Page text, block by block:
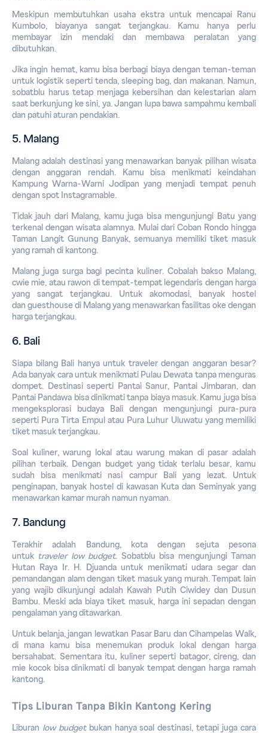
Meskipun membutuhkan usaha ekstra untuk mencapai Ranu
Kumbolo, biayanya sangat terjangkau. Kamu hanya perlu
membayar izin mendaki dan membawa peralatan yang
dibutuhkan.
Jika ingin hemat, kamu bisa berbagi biaya dengan teman-teman
untuk logistik seperti tenda, sleeping bag, dan makanan. Namun,
sobatblu harus tetap menjaga kebersihan dan kelestarian alam
saat berkunjung ke sini, ya. Jangan lupa bawa sampahmu kembali
dan patuhi aturan pendakian.
5. Malang
Malang adalah destinasi yang menawarkan banyak pilihan wisata
dengan anggaran rendah. Kamu bisa menikmati keindahan
Kampung Warna-Warni Jodipan yang menjadi tempat penuh
dengan spot Instagramable.
Tidak jauh dari Malang, kamu juga bisa mengunjungi Batu yang
terkenal dengan wisata alamnya. Mulai dari Coban Rondo hingga
Taman Langit Gunung Banyak, semuanya memiliki tiket masuk
yang ramah di kantong.
Malang juga surga bagi pecinta kuliner. Cobalah bakso Malang,
cwie mie, atau rawon di tempat-tempat legendaris dengan harga
yang sangat terjangkau. Untuk akomodasi, banyak hostel
dan guesthouse di Malang yang menawarkan fasilitas oke dengan
harga terjangkau.
6. Bali
Siapa bilang Bali hanya untuk traveler dengan anggaran besar?
Ada banyak cara untuk menikmati Pulau Dewata tanpa menguras
dompet. Destinasi seperti Pantai Sanur, Pantai Jimbaran, dan
Pantai Pandawa bisa dinikmati tanpa biaya masuk. Kamu juga bisa
mengeksplorasi budaya Bali dengan mengunjungi pura-pura
seperti Pura Tirta Empul atau Pura Luhur Uluwatu yang memiliki
tiket masuk terjangkau.
Soal kuliner, warung lokal atau warung makan di pasar adalah
pilihan terbaik. Dengan budget yang tidak terlalu besar, kamu
sudah bisa menikmati nasi campur Bali yang lezat. Untuk
penginapan, banyak hostel di kawasan Kuta dan Seminyak yang
menawarkan kamar murah namun nyaman.
7. Bandung
Terakhir adalah Bandung, kota dengan sejuta pesona
untuk traveler low budget. Sobatblu bisa mengunjungi Taman
Hutan Raya Ir. H. Djuanda untuk menikmati udara segar dan
pemandangan alam dengan tiket masuk yang murah. Tempat lain
yang wajib dikunjungi adalah Kawah Putih Ciwidey dan Dusun
Bambu. Meski ada biaya tiket masuk, harga ini sepadan dengan
pengalaman yang ditawarkan.
Untuk belanja, jangan lewatkan Pasar Baru dan Cihampelas Walk,
di mana kamu bisa menemukan produk lokal dengan harga
bersahabat. Sementara itu, kuliner seperti batagor, cireng, dan
mie kocok bisa dinikmati di banyak tempat dengan harga ramah
kantong.
Tips Liburan Tanpa Bikin Kantong Kering
Liburan low budget bukan hanya soal destinasi, tetapi juga cara